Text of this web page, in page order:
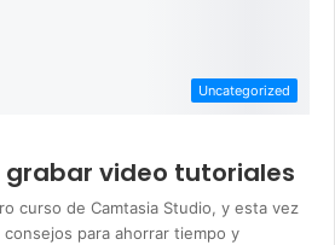
Uncategorized
grabar video tutoriales
curso de Camtasia Studio, y esta vez
para ahorrar tiempo y